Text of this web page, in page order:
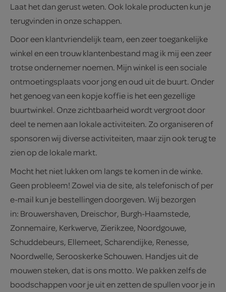
Laat het dan gerust weten. Ook lokale producten kun je
terugvinden in onze schappen.
Door een klantvriendelijk team, een zeer toegankelijke
winkel en een trouw klantenbestand mag ik mij een zeer
trotse ondernemer noemen. Mijn winkel is een sociale
ontmoetingsplaats voor jong en oud uit de buurt. Onder
het genoeg van een kopje koffie is het een gezellige
buurtwinkel. Onze zichtbaarheid wordt vergroot door
deel te nemen aan lokale activiteiten. Zo organiseren of
sponsoren wij diverse activiteiten, maar zijn ook terug te
zien op de lokale markt.
Mocht het niet lukken om langs te komen in de winke.
Geen probleem! Zowel via de site, als telefonisch of per
e-mail kun je bestellingen doorgeven. Wij bezorgen
in: Brouwershaven, Dreischor, Burgh-Haamstede,
Zonnemaire, Kerkwerve, Zierikzee, Noordgouwe,
Schuddebeurs, Ellemeet, Scharendijke, Renesse,
Noordwelle, Serooskerke Schouwen. Handjes uit de
mouwen steken, dat is ons motto. We pakken zelfs de
boodschappen voor je uit en zetten de spullen voor je in